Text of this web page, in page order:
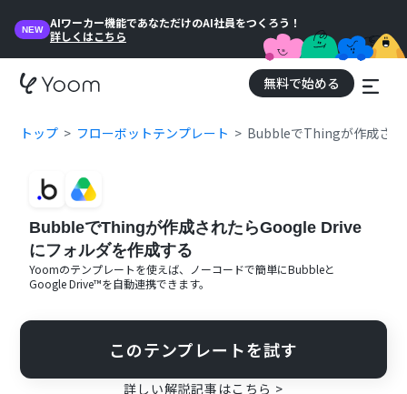
NEW
AIワーカー機能であなただけのAI社員をつくろう！
詳しくはこちら
無料で始める
トップ フローボットテンプレート BubbleでThingが作成さ
BubbleでThingが作成されたらGoogle Drive
にフォルダを作成する
Yoomのテンプレートを使えば、ノーコードで簡単にBubbleと
Google Drive™を自動連携できます。
このテンプレートを試す
詳しい解説記事はこちら >